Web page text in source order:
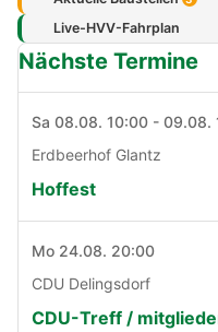
Live-HVV-Fahrplan
Nächste Termine
Sa 08.08. 10:00 - 09.08.
Erdbeerhof Glantz
Hoffest
Mo 24.08. 20:00
CDU Delingsdorf
CDU-Treff /